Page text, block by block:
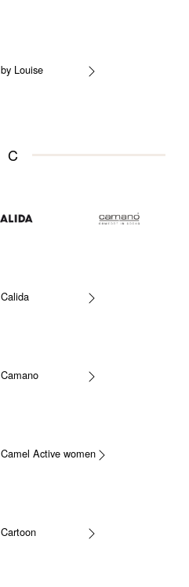
by Louise
C
Calida
Camano
Camel Active women
Cartoon